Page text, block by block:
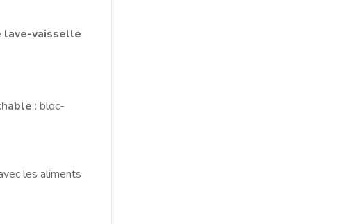
lave-vaisselle
: bloc-
les aliments